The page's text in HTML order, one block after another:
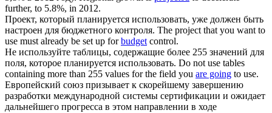
further, to 5.8%, in 2012.
Проект, который планируется использовать, уже должен быть
настроен для бюджетного контроля. The project that you want to
use must already be set up forbudgetcontrol.
Не используйте таблицы, содержащие более 255 значений для
поля, которое планируется использовать. Do not use tables
containing more than 255 values for the field you are going to use.
Европейский союз призывает к скорейшему завершению
разработки международной системы сертификации и ожидает
дальнейшего прогресса в этом направлении в ходе